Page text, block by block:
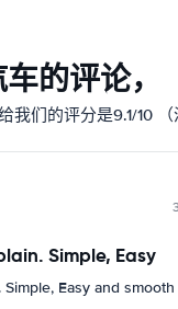
的评论，
我们的评分是9.1/10
Simple, Easy
Easy and smooth